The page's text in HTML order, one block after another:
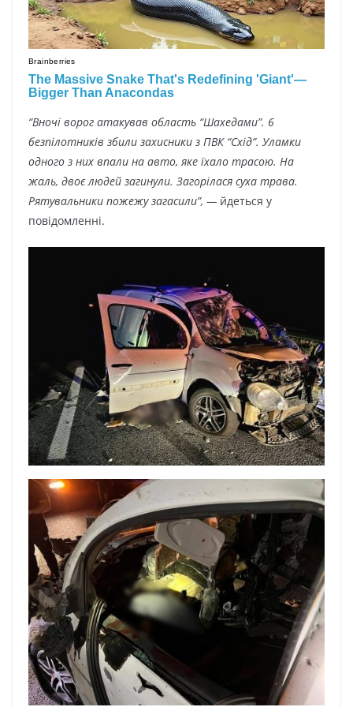
“Вночі ворог атакував область “Шахедами”. 6
безпілотників збили захисники з ПВК “Схід”. Уламки
одного з них впали на авто, яке їхало трасою. На
жаль, двоє людей загинули. Загорілася суха трава.
Рятувальники пожежу загасили”, — йдеться у
повідомленні.